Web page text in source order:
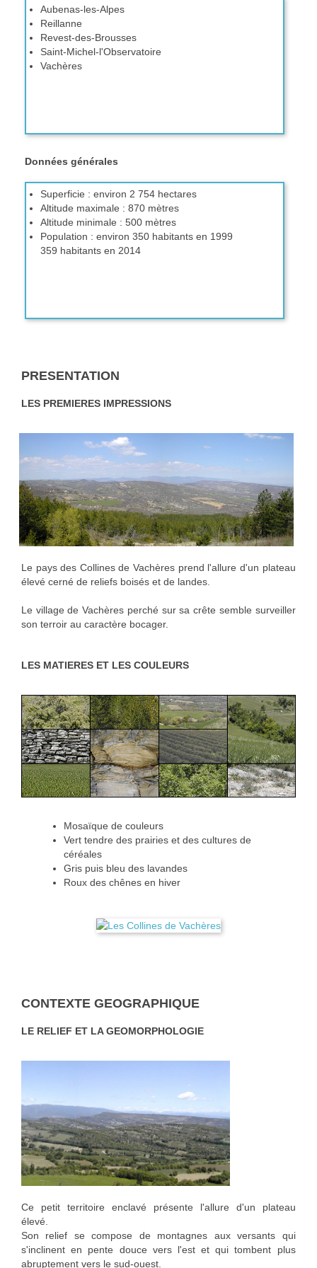
Les ateliers école - 2016
Facteurs sociaux - 2003
Aubenas-les-Alpes
Reillanne
Revest-des-Brousses
Saint-Michel-l'Observatoire
Vachères
Données générales
Superficie : environ 2 754 hectares
Altitude maximale : 870 mètres
Altitude minimale : 500 mètres
Population : environ 350 habitants en 1999
359 habitants en 2014
PRESENTATION
LES PREMIERES IMPRESSIONS
Le pays des Collines de Vachères prend l'allure d'un plateau
élevé cerné de reliefs boisés et de landes.
Le village de Vachères perché sur sa crête semble surveiller
son terroir au caractère bocager.
LES MATIERES ET LES COULEURS
Mosaïque de couleurs
Vert tendre des prairies et des cultures de
céréales
Gris puis bleu des lavandes
Roux des chênes en hiver
CONTEXTE GEOGRAPHIQUE
LE RELIEF ET LA GEOMORPHOLOGIE
Ce petit territoire enclavé présente l'allure d'un plateau
élevé.
Son relief se compose de montagnes aux versants qui
s'inclinent en pente douce vers l'est et qui tombent plus
abruptement vers le sud-ouest.